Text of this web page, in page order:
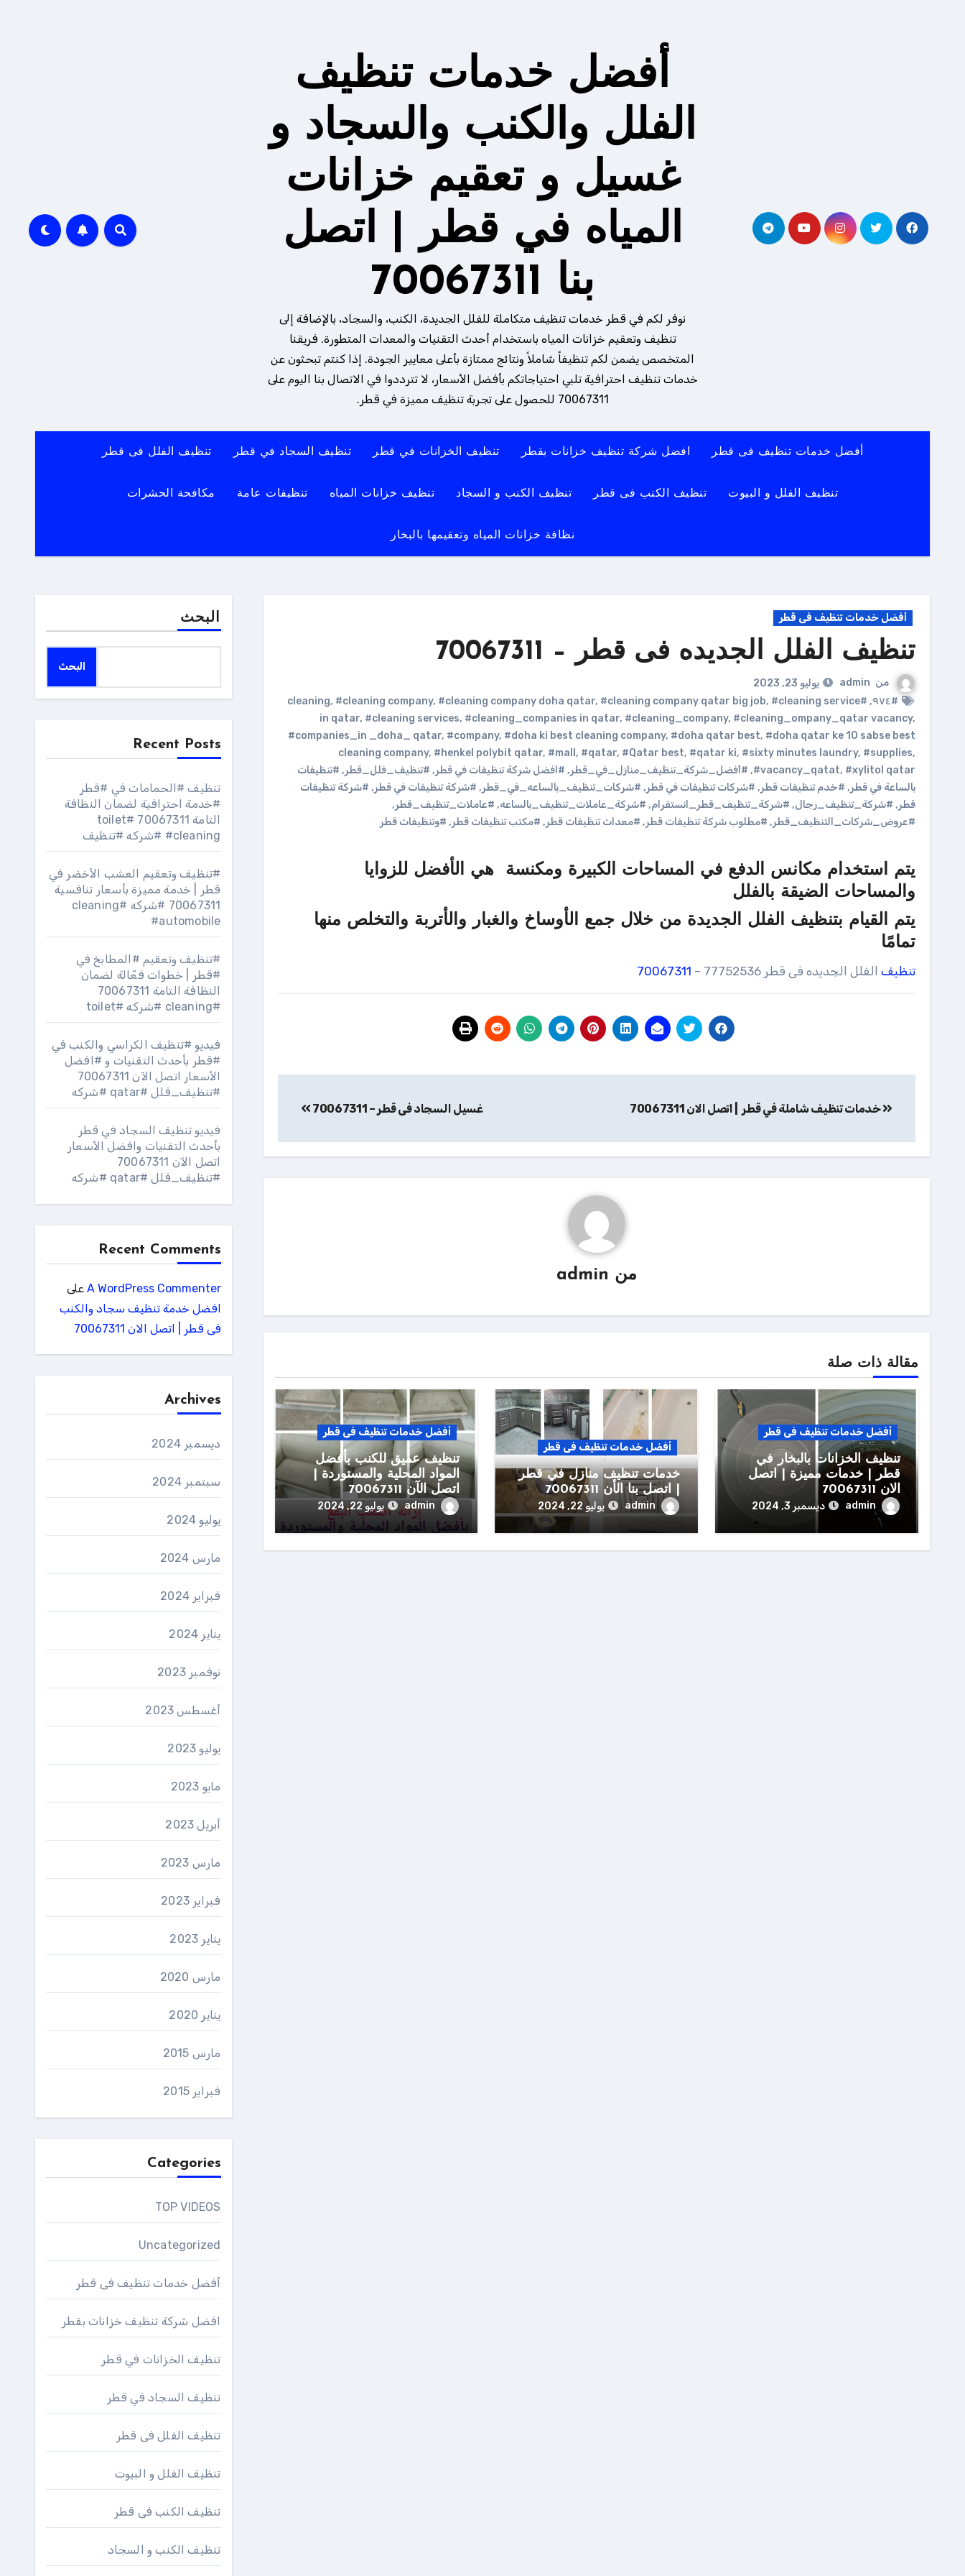
أفضل خدمات تنظيف
الفلل والكنب والسجاد و
غسيل و تعقيم خزانات
المياه في قطر | اتصل
بنا 70067311
نوفر لكم في قطر خدمات تنظيف متكاملة للفلل الجديدة، الكنب، والسجاد، بالإضافة إلى
تنظيف وتعقيم خزانات المياه باستخدام أحدث التقنيات والمعدات المتطورة. فريقنا
المتخصص يضمن لكم تنظيفاً شاملاً ونتائج ممتازة بأعلى معايير الجودة. إذا كنتم تبحثون عن
خدمات تنظيف احترافية تلبي احتياجاتكم بأفضل الأسعار، لا تترددوا في الاتصال بنا اليوم على
70067311 للحصول على تجربة تنظيف مميزة في قطر.
أفضل خدمات تنظيف فى قطر افضل شركة تنظيف خزانات بقطر تنظيف الخزانات في قطر تنظيف السجاد في قطر تنظيف الفلل فى قطر
تنظيف الفلل و البيوت تنظيف الكنب فى قطر تنظيف الكنب و السجاد تنظيف خزانات المياه تنظيفات عامة مكافحة الحشرات
نظافة خزانات المياه وتعقيمها بالبخار
أفضل خدمات تنظيف فى قطر
تنظيف الفلل الجديده فى قطر – 70067311
من admin
يوليو 23, 2023
#٩٧٤
,
#cleaning
, #cleaning company, #cleaning company doha qatar, #cleaning company qatar big job, #cleaning service
in qatar, #cleaning services, #cleaning_companies in qatar, #cleaning_company, #cleaning_ompany_qatar vacancy,
#companies_in _doha_ qatar, #company, #doha ki best cleaning company, #doha qatar best, #doha qatar ke 10 sabse best
cleaning company, #henkel polybit qatar, #mall , #qatar, #Qatar best, #qatar ki, #sixty minutes laundry, #supplies,
#vacancy_qatat, #xylitol qatar
, #أفضل_شركة_تنظيف_منازل_في_قطر, #افضل شركة تنظيفات في قطر, #تنظيف_فلل_قطر, #تنظيفات
بالساعة في قطر, #خدم تنظيفات قطر, #شركات تنظيفات في قطر, #شركات_تنظيف_بالساعه_في_قطر, #شركة تنظيفات في قطر, #شركة تنظيفات
قطر, #شركة_تنظيف_رجال, #شركة_تنظيف_قطر_انستقرام, #شركة_عاملات_تنظيف_بالساعه, #عاملات_تنظيف_قطر,
#عروض_شركات_التنظيف_قطر, #مطلوب شركة تنظيفات قطر, #معدات تنظيفات قطر, #مكتب تنظيفات قطر, #وتنظيفات قطر
يتم استخدام مكانس الدفع في المساحات الكبيرة ومكنسة هي الأفضل للزوايا
والمساحات الضيقة بالفلل
يتم القيام بتنظيف الفلل الجديدة من خلال جمع الأوساخ والغبار والأتربة والتخلص منها
تمامًا
تنظيف الفلل الجديده فى قطر 77752536 – 70067311
المقالات
خدمات تنظيف شاملة في قطر | اتصل الان 70067311 غسيل السجاد فى قطر – 70067311
من admin
مقالة ذات صلة
أفضل خدمات تنظيف فى قطر
تنظيف الخزانات بالبخار في
قطر | خدمات مميزة | اتصل
الان 70067311
admin ديسمبر 3, 2024
أفضل خدمات تنظيف فى قطر
خدمات تنظيف منازل في قطر
| اتصل بنا الأن 70067311
admin يوليو 22, 2024
أفضل خدمات تنظيف فى قطر
تنظيف عميق للكنب بأفضل
المواد المحلية والمستوردة |
اتصل الآن 70067311
admin يوليو 22, 2024
البحث
البحث
Recent Posts
تنظيف #الحمامات في #قطر
#خدمة احترافية لضمان النظافة
التامة 70067311 #toilet
#cleaning #شركه #تنظيف
#تنظيف وتعقيم العشب الأخضر في
قطر | خدمة مميزة بأسعار تنافسية
70067311 #شركه #cleaning
#automobile
#تنظيف وتعقيم #المطابخ في
#قطر | خطوات فعّالة لضمان
النظافة التامة 70067311
#cleaning #شركه #toilet
فيديو #تنظيف الكراسي والكنب في
#قطر بأحدث التقنيات و #افضل
الأسعار اتصل الآن 70067311
#تنظيف_فلل #qatar #شركه
فيديو تنظيف السجاد في قطر
بأحدث التقنيات وافضل الأسعار
اتصل الآن 70067311
#تنظيف_فلل #qatar #شركه
Recent Comments
A WordPress Commenter على
افضل خدمة تنظيف سجاد والكنب
فى قطر | اتصل الان 70067311
Archives
ديسمبر 2024
سبتمبر 2024
يوليو 2024
مارس 2024
فبراير 2024
يناير 2024
نوفمبر 2023
أغسطس 2023
يوليو 2023
مايو 2023
أبريل 2023
مارس 2023
فبراير 2023
يناير 2023
مارس 2020
يناير 2020
مارس 2015
فبراير 2015
Categories
TOP VIDEOS
Uncategorized
أفضل خدمات تنظيف فى قطر
افضل شركة تنظيف خزانات بقطر
تنظيف الخزانات في قطر
تنظيف السجاد في قطر
تنظيف الفلل فى قطر
تنظيف الفلل و البيوت
تنظيف الكنب فى قطر
تنظيف الكنب و السجاد